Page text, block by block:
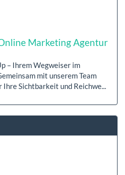
Marketing Agentur
– Ihrem Wegweiser im
mit unserem Team
Sichtbarkeit und Reichwe...